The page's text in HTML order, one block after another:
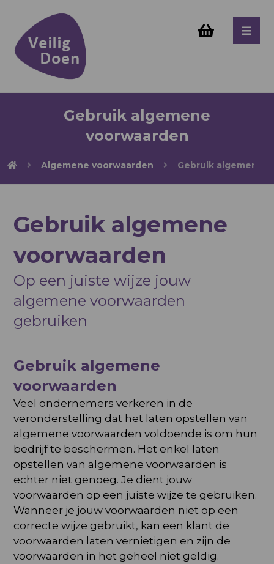
Gebruik algemene
voorwaarden
Algemene voorwaarden Gebruik algemene
Gebruik algemene
voorwaarden
Op een juiste wijze jouw
algemene voorwaarden
gebruiken
Gebruik algemene
voorwaarden
Veel ondernemers verkeren in de
veronderstelling dat het laten opstellen van
algemene voorwaarden voldoende is om hun
bedrijf te beschermen. Het enkel laten
opstellen van algemene voorwaarden is
echter niet genoeg. Je dient jouw
voorwaarden op een juiste wijze te gebruiken.
Wanneer je jouw voorwaarden niet op een
correcte wijze gebruikt, kan een klant de
voorwaarden laten vernietigen en zijn de
voorwaarden in het geheel niet geldig.